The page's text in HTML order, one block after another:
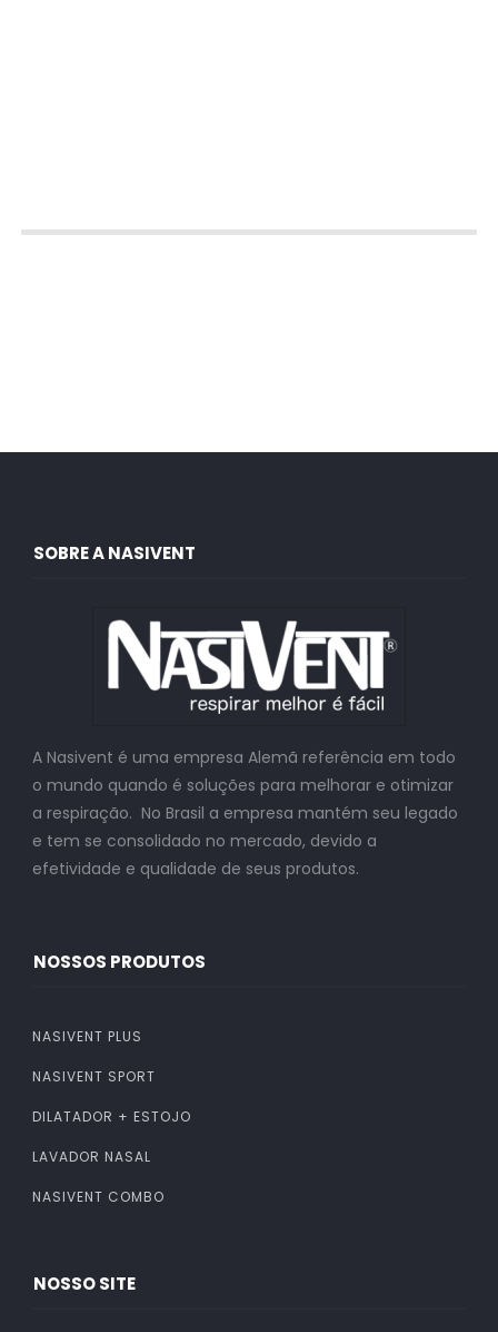
SOBRE A NASIVENT
A Nasivent é uma empresa Alemã referência em todo
o mundo quando é soluções para melhorar e otimizar
a respiração. No Brasil a empresa mantém seu legado
e tem se consolidado no mercado, devido a
efetividade e qualidade de seus produtos.
NOSSOS PRODUTOS
NASIVENT PLUS
NASIVENT SPORT
DILATADOR + ESTOJO
LAVADOR NASAL
NASIVENT COMBO
NOSSO SITE